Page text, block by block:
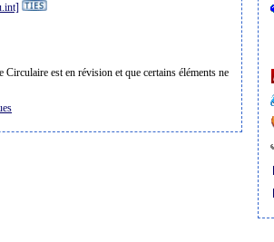
Circulaire est en révision et que certains éléments ne